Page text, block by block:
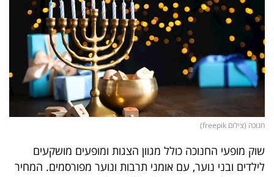
שיווק
ופרסום
משפט
מדדים
דעות
רכילות
חנוכה (צילום freepik)
שוק מופעי החנוכה כולל מגוון הצגות ומופעים מושקעים
לילדים ובני נוער, עם אומני תרבות ונוער מפורסמים. המחיר